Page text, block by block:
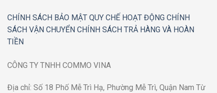
CHÍNH SÁCH BẢO MẬT QUY CHẾ HOẠT ĐỘNG CHÍNH
SÁCH VẬN CHUYỂN CHÍNH SÁCH TRẢ HÀNG VÀ HOÀN
TIỀN
CÔNG TY TNHH COMMO VINA
Địa chỉ: Số 18 Phố Mễ Trì Hạ, Phường Mễ Trì, Quận Nam Từ